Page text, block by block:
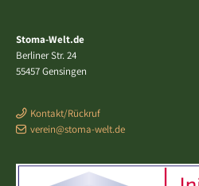
Stoma-Welt.de
Berliner Str. 24
55457 Gensingen
Kontakt/Rückruf
verein@stoma-welt.de